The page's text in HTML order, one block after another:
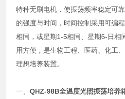
特种无刷电机，使振荡频率稳定可
的强度与时间，时间控制采用可编
相同，或星期1-5相同、星期6-日相
用方便，是生物工程、医药、化工
理想培养装置。
一、QHZ-98B全温度光照振荡培养